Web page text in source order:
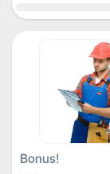
Bonus!